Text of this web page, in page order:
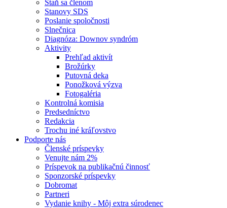
Staň sa členom
Stanovy SDS
Poslanie spoločnosti
Slnečnica
Diagnóza: Downov syndróm
Aktivity
Prehľad aktivít
Brožúrky
Putovná deka
Ponožková výzva
Fotogaléria
Kontrolná komisia
Predsedníctvo
Redakcia
Trochu iné kráľovstvo
Podporte nás
Členské príspevky
Venujte nám 2%
Príspevok na publikačnú činnosť
Sponzorské príspevky
Dobromat
Partneri
Vydanie knihy - Môj extra súrodenec